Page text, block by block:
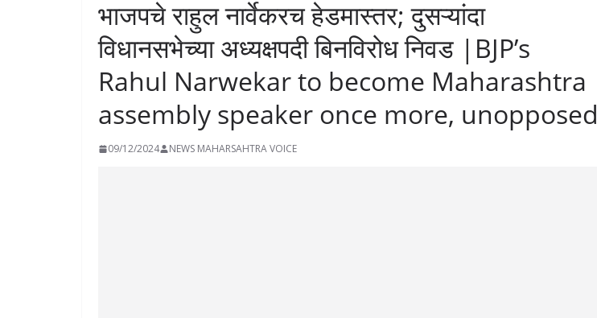
भाजपचे राहुल नार्वेकरच हेडमास्तर; दुसऱ्यांदा
विधानसभेच्या अध्यक्षपदी बिनविरोध निवड |BJP’s
Rahul Narwekar to become Maharashtra
assembly speaker once more, unopposed
09/12/2024 NEWS MAHARSAHTRA VOICE